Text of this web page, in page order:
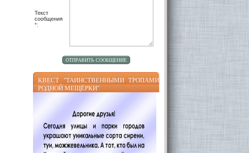
Текст
сообщения
*:
КВЕСТ "ТАИНСТВЕННЫМИ ТРОПАМИ
РОДНОЙ МЕЩЁРКИ"